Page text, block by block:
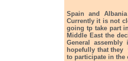
Spain and
Currently it is not
going tp take part
Middle East the
General
hopefully that
to participate in the